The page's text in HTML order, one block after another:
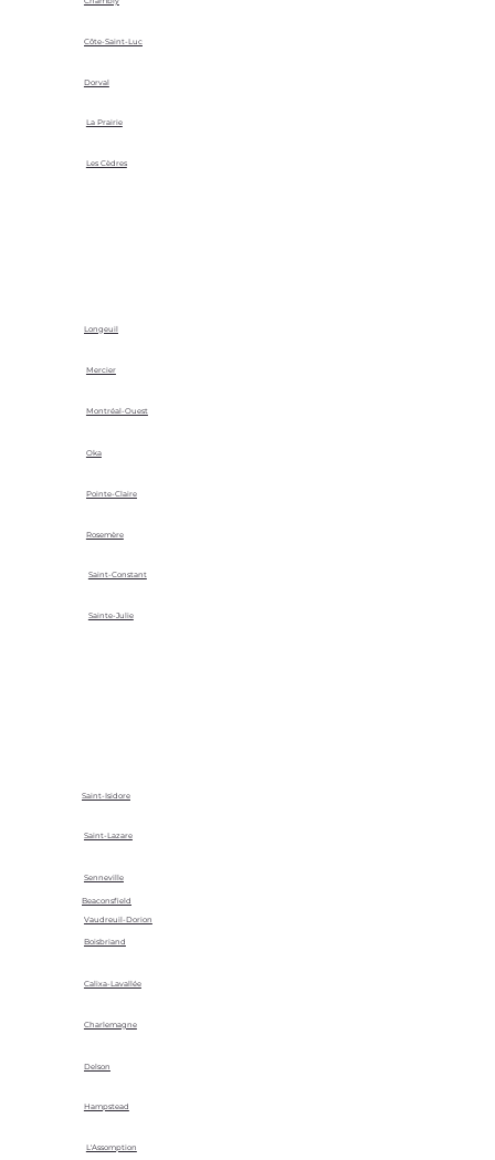
Côte-Saint-Luc
Dorval
La Prairie
Les Cèdres
Longeuil
Mercier
Montréal-Ouest
Oka
Pointe-Claire
Rosemère
Saint-Constant
Sainte-Julie
Saint-Isidore
Saint-Lazare
Senneville
Vaudreuil-Dorion
Beaconsfield
Boisbriand
Calixa-Lavallée
Charlemagne
Delson
Hampstead
L'Assomption